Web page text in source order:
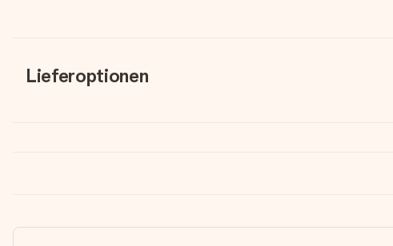
Lieferoptionen